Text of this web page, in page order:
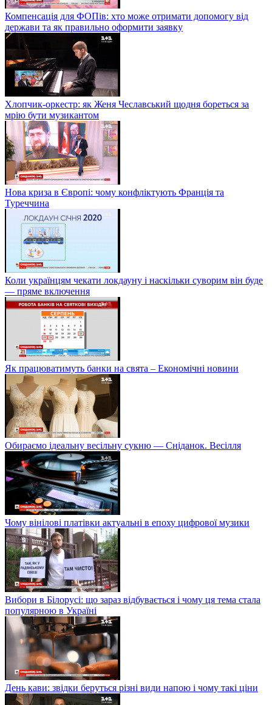
Компенсація для ФОПів: хто може отримати допомогу від
держави та як правильно оформити заявку
Хлопчик-оркестр: як Женя Чеславський щодня бореться за
мрію бути музикантом
Нова криза в Європі: чому конфліктують Франція та
Туреччина
Коли українцям чекати локдауну і наскільки суворим він буде
— пряме включення
Як працюватимуть банки на свята – Економічні новини
Обираємо ідеальну весільну сукню — Сніданок. Весілля
Чому вінілові платівки актуальні в епоху цифрової музики
Вибори в Білорусі: що зараз відбувається і чому ця тема стала
популярною в Україні
День кави: звідки беруться різні види напою і чому такі ціни